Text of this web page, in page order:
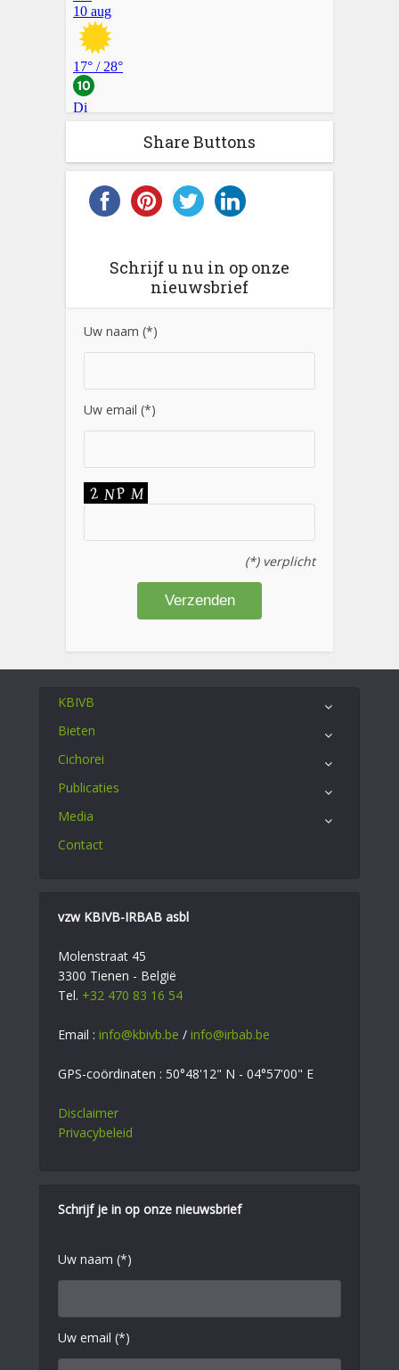
Share Buttons
Schrijf u nu in op onze
nieuwsbrief
Uw naam (*)
Uw email (*)
(*) verplicht
KBIVB
Bieten
Cichorei
Publicaties
Media
Contact
vzw KBIVB-IRBAB asbl
Molenstraat 45
3300 Tienen - België
Tel. +32 470 83 16 54
Email : info@kbivb.be / info@irbab.be
GPS-coördinaten : 50°48'12" N - 04°57'00" E
Disclaimer
Privacybeleid
Schrijf je in op onze nieuwsbrief
Uw naam (*)
Uw email (*)